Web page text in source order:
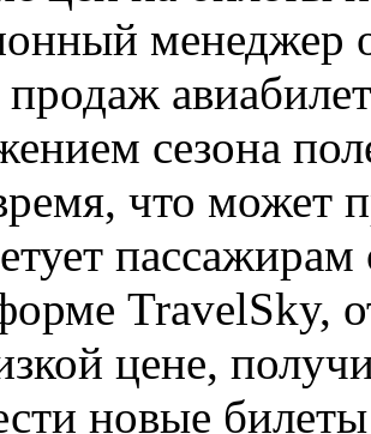
менеджер
сезона
что может
TravelSky,
цене,
новые